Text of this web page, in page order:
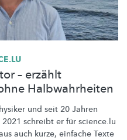
– erzählt
Halbwahrheiten
und seit 20 Jahren
2021 schreibt er für science.lu
auch kurze, einfache Texte